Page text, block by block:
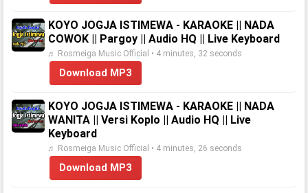
KOYO JOGJA ISTIMEWA - KARAOKE || NADA
COWOK || Pargoy || Audio HQ || Live Keyboard
♬ Rosmeiga Music Official • 4 minutes, 32 seconds
Download MP3
KOYO JOGJA ISTIMEWA - KARAOKE || NADA
WANITA || Versi Koplo || Audio HQ || Live
Keyboard
♬ Rosmeiga Music Official • 4 minutes, 26 seconds
Download MP3